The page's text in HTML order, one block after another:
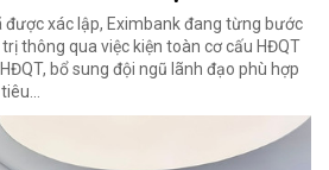
xác lập, Eximbank đang từng bước
thông qua việc kiện toàn cơ cấu HĐQT
bổ sung đội ngũ lãnh đạo phù hợp